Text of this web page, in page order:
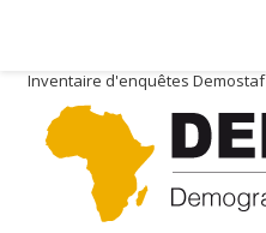
Inventaire d'enquêtes Demostaf